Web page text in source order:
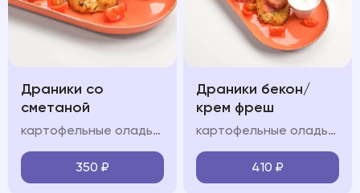
Драники со
сметаной
картофельные оладьи, сметанно-сливочный крем
350 ₽
Драники бекон/
крем фреш
картофельные оладьи, обжаренный бекон, сметанно-сливочный крем,, зелень, сметана
410 ₽